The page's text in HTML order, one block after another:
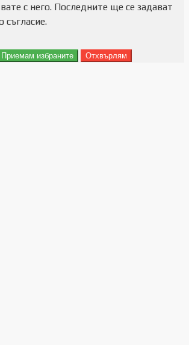
с него. Последните ще се задават
съгласие.
Приемам избраните Отхвърлям